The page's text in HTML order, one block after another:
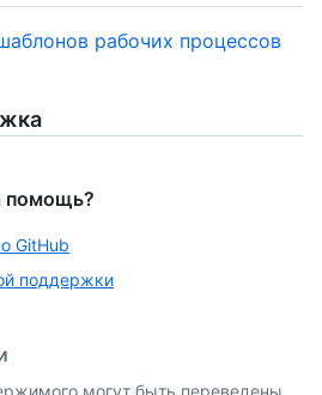
рабочих процессов
помощь?
GitHub
поддержки
могут быть переведены